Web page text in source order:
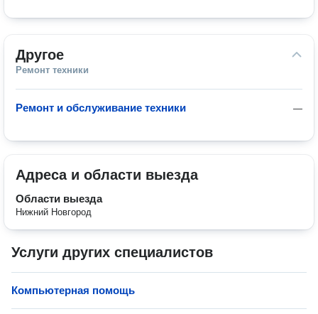
Другое
Ремонт техники
—
Ремонт и обслуживание техники
Адреса и области выезда
Области выезда
Нижний Новгород
Услуги других специалистов
Компьютерная помощь